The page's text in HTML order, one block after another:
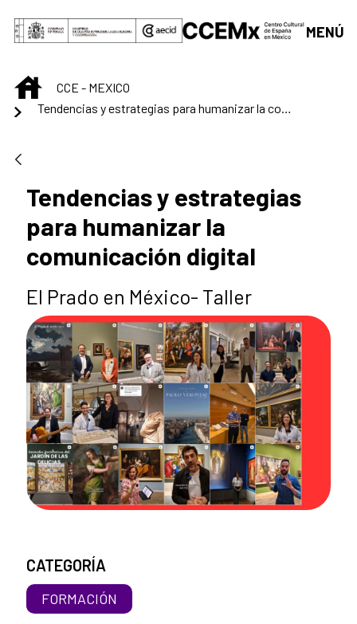
Saut au contenu principal
MENÚ
INICIOCCE - MEXICO
Tendencias y estrategias para humanizar la comunicación digital
Tendencias y estrategias
para humanizar la
comunicación digital
El Prado en México- Taller
CATEGORÍA
FORMACIÓN